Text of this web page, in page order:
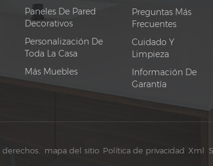
Paneles De Pared
Decorativos
Personalización De
Toda La Casa
Más Muebles
Preguntas Más
Frecuentes
Cuidado Y
Limpieza
Información De
Garantía
mapa del sitio Política de privacidad Xml